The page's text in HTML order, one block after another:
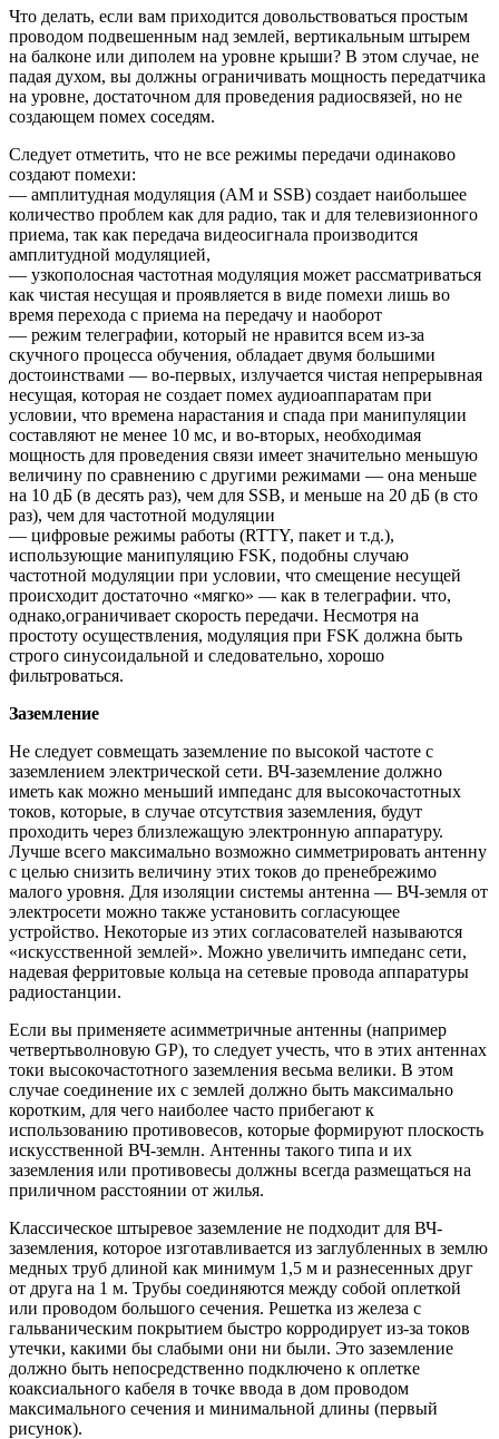
Что делать, если вам приходится довольствоваться простым
проводом подвешенным над землей, вертикальным штырем
на балконе или диполем на уровне крыши? В этом случае, не
падая духом, вы должны ограничивать мощность передатчика
на уровне, достаточном для проведения радиосвязей, но не
создающем помех соседям.
Следует отметить, что не все режимы передачи одинаково
создают помехи:
— амплитудная модуляция (AM и SSB) создает наибольшее
количество проблем как для радио, так и для телевизионного
приема, так как передача видеосигнала производится
амплитудной модуляцией,
— узкополосная частотная модуляция может рассматриваться
как чистая несущая и проявляется в виде помехи лишь во
время перехода с приема на передачу и наоборот
— режим телеграфии, который не нравится всем из-за
скучного процесса обучения, обладает двумя большими
достоинствами — во-первых, излучается чистая непрерывная
несущая, которая не создает помех аудиоаппаратам при
условии, что времена нарастания и спада при манипуляции
составляют не менее 10 мс, и во-вторых, необходимая
мощность для проведения связи имеет значительно меньшую
величину по сравнению с другими режимами — она меньше
на 10 дБ (в десять раз), чем для SSB, и меньше на 20 дБ (в сто
раз), чем для частотной модуляции
— цифровые режимы работы (RTTY, пакет и т.д.),
использующие манипуляцию FSK, подобны случаю
частотной модуляции при условии, что смещение несущей
происходит достаточно «мягко» — как в телеграфии. что,
однако,ограничивает скорость передачи. Несмотря на
простоту осуществления, модуляция при FSK должна быть
строго синусоидальной и следовательно, хорошо
фильтроваться.
Заземление
Не следует совмещать заземление по высокой частоте с
заземлением электрической сети. ВЧ-заземление должно
иметь как можно меньший импеданс для высокочастотных
токов, которые, в случае отсутствия заземления, будут
проходить через близлежащую электронную аппаратуру.
Лучше всего максимально возможно симметрировать антенну
с целью снизить величину этих токов до пренебрежимо
малого уровня. Для изоляции системы антенна — ВЧ-земля от
электросети можно также установить согласующее
устройство. Некоторые из этих согласователей называются
«искусственной землей». Можно увеличить импеданс сети,
надевая ферритовые кольца на сетевые провода аппаратуры
радиостанции.
Если вы применяете асимметричные антенны (например
четвертьволновую GP), то следует учесть, что в этих антеннах
токи высокочастотного заземления весьма велики. В этом
случае соединение их с землей должно быть максимально
коротким, для чего наиболее часто прибегают к
использованию противовесов, которые формируют плоскость
искусственной ВЧ-землн. Антенны такого типа и их
заземления или противовесы должны всегда размещаться на
приличном расстоянии от жилья.
Классическое штыревое заземление не подходит для ВЧ-
заземления, которое изготавливается из заглубленных в землю
медных труб длиной как минимум 1,5 м и разнесенных друг
от друга на 1 м. Трубы соединяются между собой оплеткой
или проводом большого сечения. Решетка из железа с
гальваническим покрытием быстро корродирует из-за токов
утечки, какими бы слабыми они ни были. Это заземление
должно быть непосредственно подключено к оплетке
коаксиального кабеля в точке ввода в дом проводом
максимального сечения и минимальной длины (первый
рисунок).